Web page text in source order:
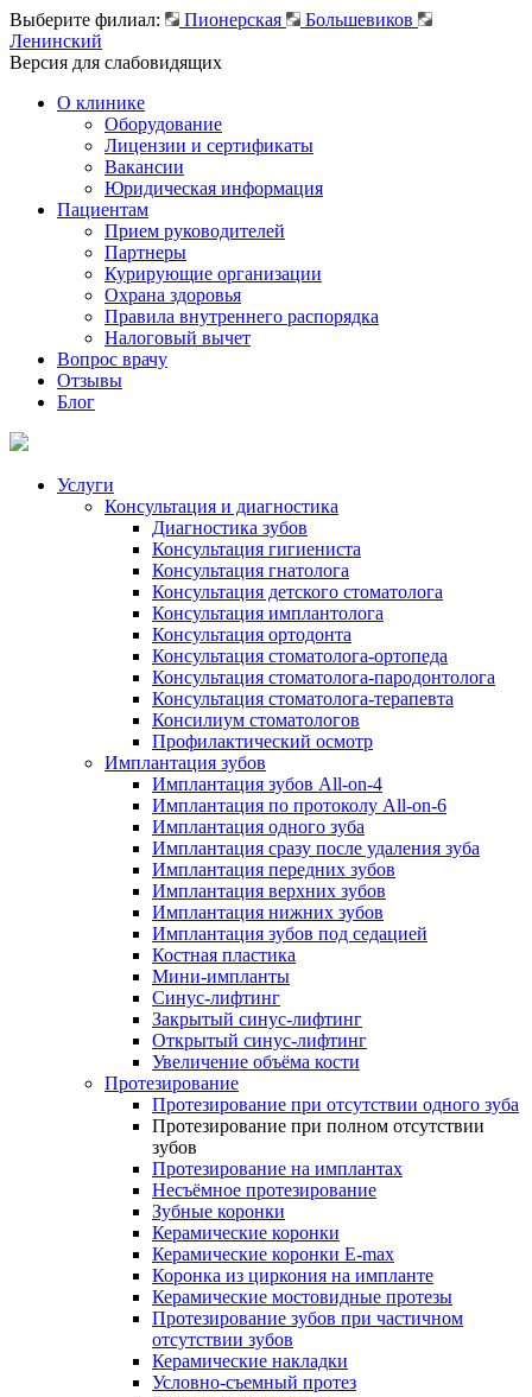
Выберите филиал: Пионерская
Большевиков
Ленинский
Версия для слабовидящих
О клинике
Оборудование
Лицензии и сертификаты
Вакансии
Юридическая информация
Пациентам
Прием руководителей
Партнеры
Курирующие организации
Охрана здоровья
Правила внутреннего распорядка
Налоговый вычет
Вопрос врачу
Отзывы
Блог
Услуги
Консультация и диагностика
Диагностика зубов
Консультация гигиениста
Консультация гнатолога
Консультация детского стоматолога
Консультация имплантолога
Консультация ортодонта
Консультация стоматолога-ортопеда
Консультация стоматолога-пародонтолога
Консультация стоматолога-терапевта
Консилиум стоматологов
Профилактический осмотр
Имплантация зубов
Имплантация зубов All-on-4
Имплантация по протоколу All-on-6
Имплантация одного зуба
Имплантация сразу после удаления зуба
Имплантация передних зубов
Имплантация верхних зубов
Имплантация нижних зубов
Имплантация зубов под седацией
Костная пластика
Мини-импланты
Синус-лифтинг
Закрытый синус-лифтинг
Открытый синус-лифтинг
Увеличение объёма кости
Протезирование
Протезирование при отсутствии одного зуба
Протезирование при полном отсутствии
зубов
Протезирование на имплантах
Несъёмное протезирование
Зубные коронки
Керамические коронки
Керамические коронки E-max
Коронка из циркония на импланте
Керамические мостовидные протезы
Протезирование зубов при частичном
отсутствии зубов
Керамические накладки
Условно-съемный протез